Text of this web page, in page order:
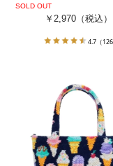
￥2,970 （税込）
4.7 （126